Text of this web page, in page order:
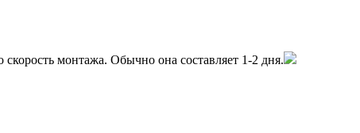
монтажа. Обычно она составляет 1-2 дня.